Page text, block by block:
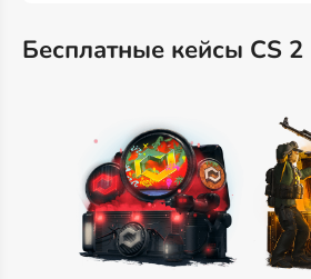
Бесплатные кейсы CS 2